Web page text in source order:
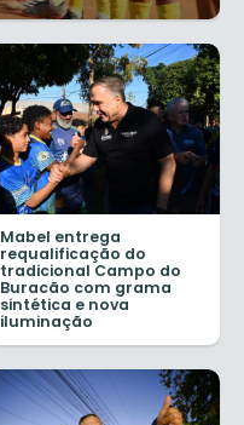
Mabel entrega
requalificação do
tradicional Campo do
Buracão com grama
sintética e nova
iluminação